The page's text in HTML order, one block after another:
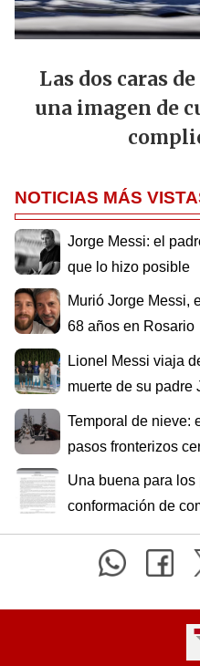
Las dos caras
una imagen de
NOTICIAS MÁS
Jorge Messi: el
que lo hizo posible
Murió Jorge Messi,
68 años en Rosario
Lionel Messi viaja
muerte de su padre
Temporal de nieve:
pasos fronterizos
Una buena para
conformación de